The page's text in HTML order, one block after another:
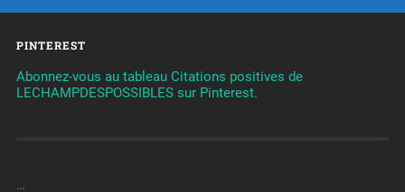
PINTEREST
Abonnez-vous au tableau Citations positives de
LECHAMPDESPOSSIBLES sur Pinterest.
…